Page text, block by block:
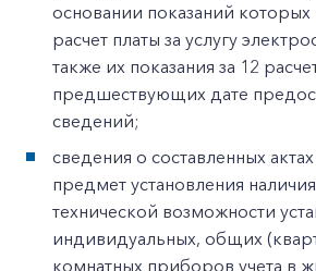
основании показаний
расчет платы за услугу
также их показания за 12
предшествующих дате
сведений;
сведения о составленных
предмет установления наличия
технической возможности
индивидуальных, общих
комнатных приборов учета в